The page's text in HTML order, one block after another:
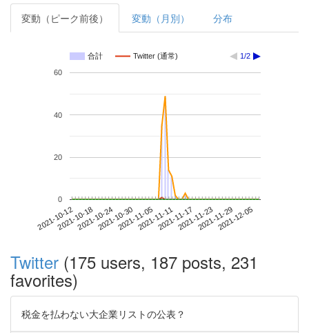
変動（ピーク前後） 変動（月別） 分布
合計 Twitter (通常) 1/2
2021-10-122021-10-182021-10-242021-10-302021-11-052021-11-112021-11-172021-11-232021-11-292021-12-05
0
20
40
60
Twitter (175 users, 187 posts, 231
favorites)
税金を払わない大企業リストの公表？